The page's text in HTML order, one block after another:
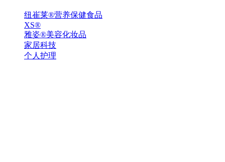
纽崔莱®营养保健食品
XS®
雅姿®美容化妆品
家居科技
个人护理